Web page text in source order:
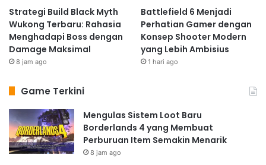
Strategi Build Black Myth
Wukong Terbaru: Rahasia
Menghadapi Boss dengan
Damage Maksimal
8 jam ago
Battlefield 6 Menjadi
Perhatian Gamer dengan
Konsep Shooter Modern
yang Lebih Ambisius
1 hari ago
Game Terkini
Mengulas Sistem Loot Baru
Borderlands 4 yang Membuat
Perburuan Item Semakin Menarik
8 jam ago